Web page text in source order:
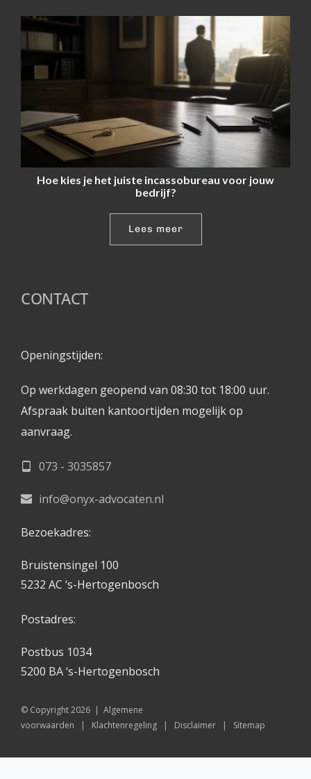
Hoe kies je het juiste incassobureau voor jouw
bedrijf?
Lees meer
CONTACT
Openingstijden:
Op werkdagen geopend van 08:30 tot 18:00 uur.
Afspraak buiten kantoortijden mogelijk op
aanvraag.
073 - 3035857
info@onyx-advocaten.nl
Bezoekadres:
Bruistensingel 100
5232 AC ‘s-Hertogenbosch
Postadres:
Postbus 1034
5200 BA ‘s-Hertogenbosch
© Copyright 2026  | Algemene
voorwaarden | Klachtenregeling | Disclaimer | Sitemap